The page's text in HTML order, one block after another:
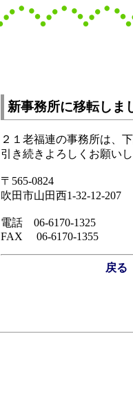
新事務所に移転しま
２１老福連の事務所は、
引き続きよろしくお願いし
〒565-0824
吹田市山田西1-32-12-207
電話 06-6170-1325
FAX 06-6170-1355
戻る